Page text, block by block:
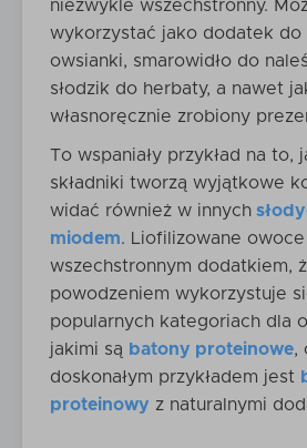
niezwykle wszechstronny.
wykorzystać jako dodatek do
owsianki, smarowidło do
słodzik do herbaty, a nawet
własnoręcznie zrobiony
To wspaniały przykład na to,
składniki tworzą wyjątkowe
widać również w innych
miodem. Liofilizowane
wszechstronnym dodatkiem,
powodzeniem wykorzystuje
popularnych kategoriach dla
jakimi są batony proteinowe,
doskonałym przykładem jest
proteinowy z naturalnymi